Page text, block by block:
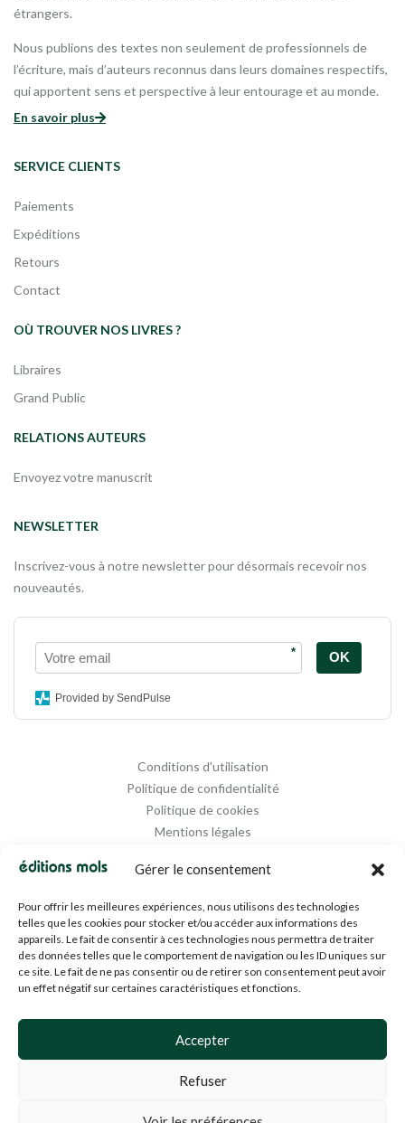
Gérer le consentement
Pour offrir les meilleures expériences, nous utilisons des technologies
telles que les cookies pour stocker et/ou accéder aux informations des
appareils. Le fait de consentir à ces technologies nous permettra de traiter
des données telles que le comportement de navigation ou les ID uniques sur
ce site. Le fait de ne pas consentir ou de retirer son consentement peut avoir
un effet négatif sur certaines caractéristiques et fonctions.
Accepter
Refuser
étrangers.
Nous publions des textes non seulement de professionnels de
l’écriture, mais d’auteurs reconnus dans leurs domaines respectifs,
qui apportent sens et perspective à leur entourage et au monde.
En savoir plus
SERVICE CLIENTS
Paiements
Expéditions
Retours
Contact
OÙ TROUVER NOS LIVRES ?
Libraires
Grand Public
RELATIONS AUTEURS
Envoyez votre manuscrit
NEWSLETTER
Inscrivez-vous à notre newsletter pour désormais recevoir nos
nouveautés.
* OK
Provided by SendPulse
Conditions d'utilisation
Politique de confidentialité
Politique de cookies
Mentions légales
Agence Media 112